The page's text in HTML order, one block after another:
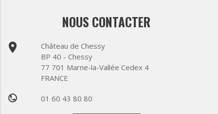
NOUS CONTACTER
place
Château de Chessy
BP 40 - Chessy
77 701 Marne-la-Vallée Cedex 4
FRANCE
phone 01 60 43 80 80